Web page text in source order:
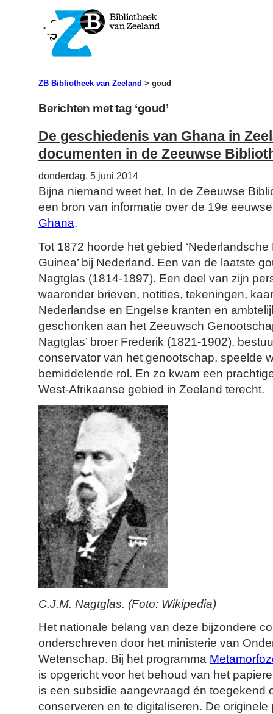
ZB Bibliotheek van Zeeland > goud
Berichten met tag ‘goud’
De geschiedenis van Ghana in
documenten in de Zeeuwse
donderdag, 5 juni 2014
Bijna niemand weet het. In de Zeeuwse
een bron van informatie over de 19e
Ghana.
Tot 1872 hoorde het gebied
Guinea’ bij Nederland. Een van de laatste
Nagtglas (1814-1897). Een deel van zijn
waaronder brieven, notities, tekeningen,
Nederlandse en Engelse kranten en
geschonken aan het Zeeuwsch
Nagtglas’ broer Frederik (1821-1902),
conservator van het genootschap, speelde
bemiddelende rol. En zo kwam een
West-Afrikaanse gebied in Zeeland terecht.
C.J.M. Nagtglas. (Foto: Wikipedia)
Het nationale belang van deze bijzondere
onderschreven door het ministerie van
Wetenschap. Bij het programma
is opgericht voor het behoud van het
is een subsidie aangevraagd én toegekend
conserveren en te digitaliseren. De